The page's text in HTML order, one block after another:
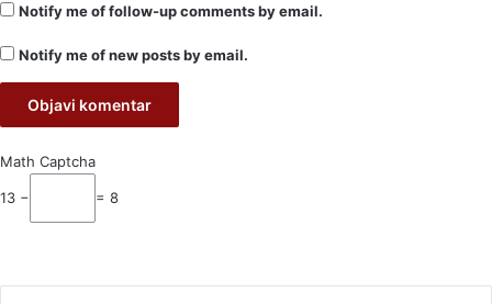
Notify me of follow-up comments by email.
Notify me of new posts by email.
Math Captcha
13 − = 8